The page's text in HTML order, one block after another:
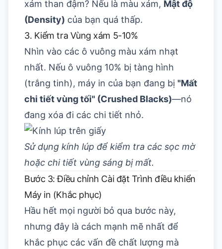
xám than đậm? Nếu là màu xám, Mật độ
(Density) của bạn quá thấp.
3. Kiểm tra Vùng xám 5-10%
Nhìn vào các ô vuông màu xám nhạt
nhất. Nếu ô vuông 10% bị tàng hình
(trắng tinh), máy in của bạn đang bị "Mất
chi tiết vùng tối" (Crushed Blacks)—nó
đang xóa đi các chi tiết nhỏ.
Sử dụng kính lúp để kiểm tra các sọc mờ
hoặc chi tiết vùng sáng bị mất.
Bước 3: Điều chỉnh Cài đặt Trình điều khiển
Máy in (Khắc phục)
Hầu hết mọi người bỏ qua bước này,
nhưng đây là cách mạnh mẽ nhất để
khắc phục các vấn đề chất lượng mà